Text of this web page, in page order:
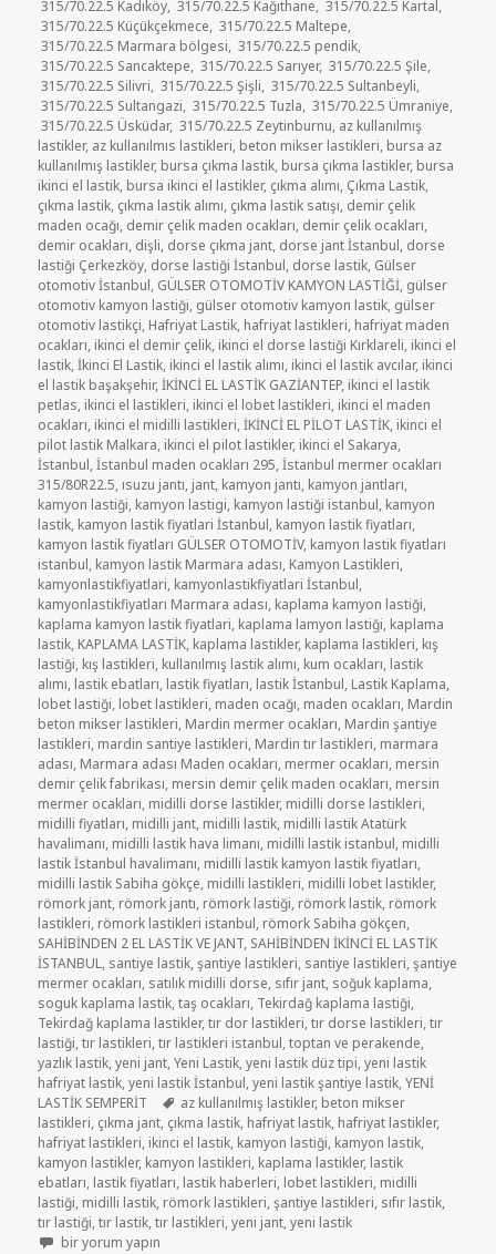
315/70.22.5 Kadıköy, 315/70.22.5 Kağıthane, 315/70.22.5 Kartal ,
315/70.22.5 Küçükçekmece, 315/70.22.5 Maltepe,
315/70.22.5 Marmara bölgesi, 315/70.22.5 pendik,
315/70.22.5 Sancaktepe, 315/70.22.5 Sarıyer, 315/70.22.5 Şile,
315/70.22.5 Silivri, 315/70.22.5 Şişli, 315/70.22.5 Sultanbeyli,
315/70.22.5 Sultangazi, 315/70.22.5 Tuzla, 315/70.22.5 Ümraniye,
315/70.22.5 Üsküdar, 315/70.22.5 Zeytinburnu, az kullanılmış
lastikler, az kullanılmıs lastikleri, beton mikser lastikleri, bursa az
kullanılmış lastikler, bursa çıkma lastik, bursa çıkma lastikler, bursa
ikinci el lastik, bursa ikinci el lastikler, çıkma alımı, Çıkma Lastik,
çıkma lastik, çıkma lastik alımı, çıkma lastik satışı, demir çelik
maden ocağı, demir çelik maden ocakları, demir çelik ocakları,
demir ocakları, dişli, dorse çıkma jant, dorse jant İstanbul, dorse
lastiği Çerkezköy, dorse lastiği İstanbul, dorse lastik, Gülser
otomotiv İstanbul, GÜLSER OTOMOTİV KAMYON LASTİĞİ, gülser
otomotiv kamyon lastiği, gülser otomotiv kamyon lastik, gülser
otomotiv lastikçi, Hafriyat Lastik, hafriyat lastikleri, hafriyat maden
ocakları, ikinci el demir çelik, ikinci el dorse lastiği Kırklareli, ikinci el
lastik,İkinci El Lastik, ikinci el lastik alımı, ikinci el lastik avcılar, ikinci
el lastik başakşehir,İKİNCİ EL LASTİK GAZİANTEP, ikinci el lastik
petlas, ikinci el lastikleri, ikinci el lobet lastikleri, ikinci el maden
ocakları, ikinci el midilli lastikleri,İKİNCİ EL PİLOT LASTİK, ikinci el
pilot lastik Malkara, ikinci el pilot lastikler, ikinci el Sakarya,
İstanbul,İstanbul maden ocakları 295,İstanbul mermer ocakları
315/80R22.5, ısuzu jantı, jant, kamyon jantı, kamyon jantları,
kamyon lastiği, kamyon lastigi, kamyon lastiği istanbul, kamyon
lastik, kamyon lastik fiyatlari İstanbul, kamyon lastik fiyatları,
kamyon lastik fiyatları GÜLSER OTOMOTİV, kamyon lastik fiyatları
istanbul, kamyon lastik Marmara adası, Kamyon Lastikleri,
kamyonlastikfiyatlari, kamyonlastikfiyatlari İstanbul,
kamyonlastikfiyatları Marmara adası, kaplama kamyon lastiği,
kaplama kamyon lastik fiyatlari, kaplama lamyon lastiği, kaplama
lastik, KAPLAMA LASTİK, kaplama lastikler, kaplama lastikleri, kış
lastiği, kış lastikleri, kullanılmış lastik alımı, kum ocakları, lastik
alımı, lastik ebatları, lastik fiyatları, lastik İstanbul, Lastik Kaplama,
lobet lastiği, lobet lastikleri, maden ocağı, maden ocakları, Mardin
beton mikser lastikleri, Mardin mermer ocakları, Mardin şantiye
lastikleri, mardin santiye lastikleri, Mardin tır lastikleri, marmara
adası, Marmara adası Maden ocakları, mermer ocakları, mersin
demir çelik fabrikası, mersin demir çelik maden ocakları, mersin
mermer ocakları, midilli dorse lastikler, midilli dorse lastikleri,
midilli fiyatları, midilli jant, midilli lastik, midilli lastik Atatürk
havalimanı, midilli lastik hava limanı, midilli lastik istanbul, midilli
lastik İstanbul havalimanı, midilli lastik kamyon lastik fiyatları,
midilli lastik Sabiha gökçe, midilli lastikleri, midilli lobet lastikler,
römork jant, römork jantı, römork lastiği, römork lastik, römork
lastikleri, römork lastikleri istanbul, römork Sabiha gökçen,
SAHİBİNDEN 2 EL LASTİK VE JANT, SAHİBİNDEN İKİNCİ EL LASTİK
İSTANBUL, santiye lastik,şantiye lastikleri, santiye lastikleri,şantiye
mermer ocakları, satılık midilli dorse, sıfır jant, soğuk kaplama,
soguk kaplama lastik,taş ocakları, Tekirdağ kaplama lastiği,
Tekirdağ kaplama lastikler,tır dor lastikleri,tır dorse lastikleri,tır
lastiği,tır lastikleri,tır lastikleri istanbul,toptan ve perakende,
yazlık lastik,yeni jant,Yeni Lastik,yeni lastik düz tipi,yeni lastik
hafriyat lastik,yeni lastik İstanbul,yeni lastik şantiye lastik,YENİ
LASTİK SEMPERİT
Etiketler
az kullanılmış lastikler, beton mikser
lastikleri, çıkma jant, çıkma lastik, hafriyat lastik, hafriyat lastikler,
hafriyat lastikleri, ikinci el lastik, kamyon lastiği, kamyon lastik,
kamyon lastikler, kamyon lastikleri, kaplama lastikler, lastik
ebatları, lastik fiyatları, lastik haberleri, lobet lastikleri, midilli
lastiği, midilli lastik, römork lastikleri,şantiye lastikleri, sıfır lastik,
tır lastiği,tır lastik,tır lastikleri,yeni jant,yeni lastik
315/70R22.5 AZ KULLANILMIŞ LASTİKLER için
bir yorum yapın